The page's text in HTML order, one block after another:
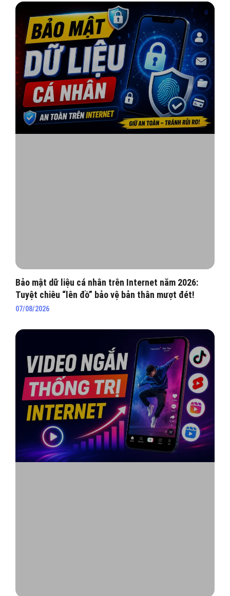
Bảo mật dữ liệu cá nhân trên Internet năm 2026:
Tuyệt chiêu “lên đồ” bảo vệ bản thân mượt đét!
07/08/2026